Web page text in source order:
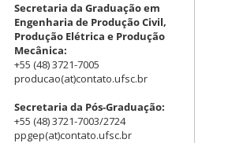
Secretaria da Graduação em
Engenharia de Produção Civil,
Produção Elétrica e Produção
Mecânica:
+55 (48) 3721-7005
producao(at)contato.ufsc.br
Secretaria da Pós-Graduação:
+55 (48) 3721-7003/2724
ppgep(at)contato.ufsc.br